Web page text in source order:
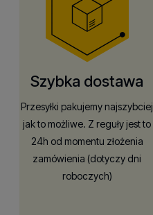
Szybka dostawa
Przesyłki pakujemy najszybciej
jak to możliwe. Z reguły jest to
24h od momentu złożenia
zamówienia (dotyczy dni
roboczych)